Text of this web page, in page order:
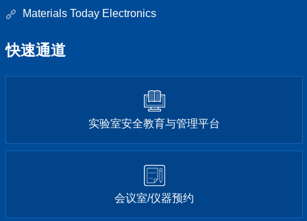
Materials Today Electronics
快速通道
实验室安全教育与管理平台
会议室/仪器预约